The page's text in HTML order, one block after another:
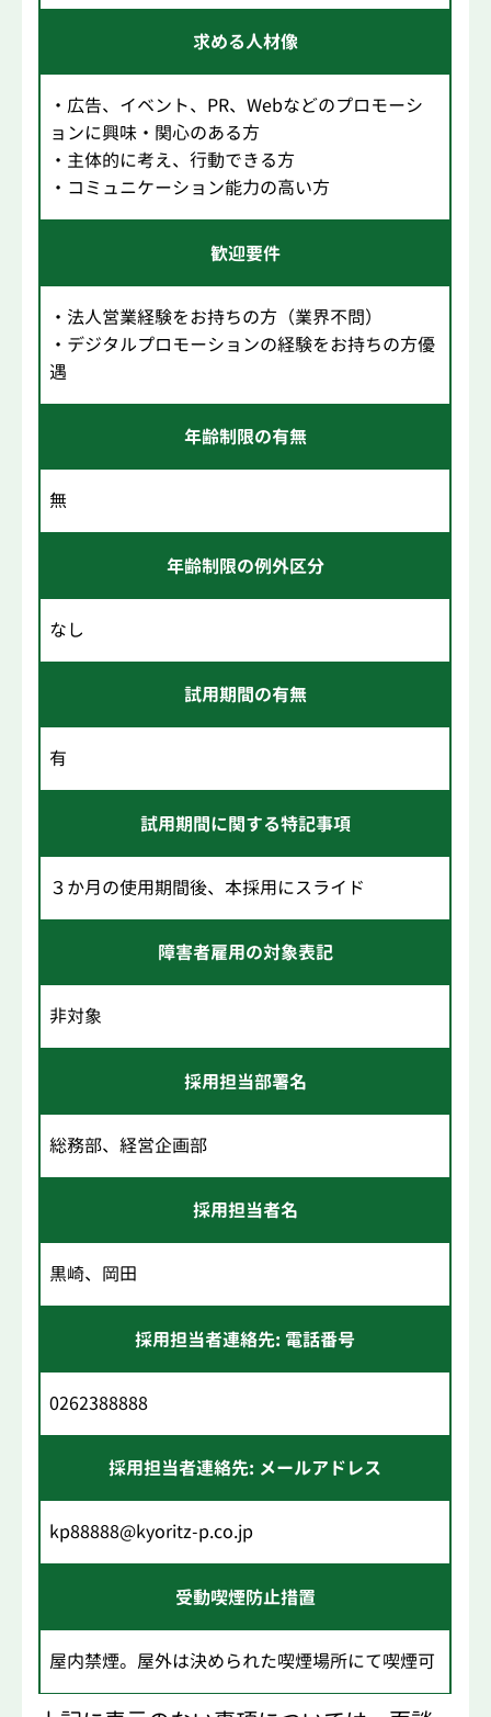
求める人材像
・広告、イベント、PR、Webなどのプロモーシ
ョンに興味・関心のある方
・主体的に考え、行動できる方
・コミュニケーション能力の高い方
歓迎要件
・法人営業経験をお持ちの方（業界不問）
・デジタルプロモーションの経験をお持ちの方優
遇
年齢制限の有無
無
年齢制限の例外区分
なし
試用期間の有無
有
試用期間に関する特記事項
３か月の使用期間後、本採用にスライド
障害者雇用の対象表記
非対象
採用担当部署名
総務部、経営企画部
採用担当者名
黒崎、岡田
採用担当者連絡先: 電話番号
0262388888
採用担当者連絡先: メールアドレス
kp88888@kyoritz-p.co.jp
受動喫煙防止措置
屋内禁煙。屋外は決められた喫煙場所にて喫煙可